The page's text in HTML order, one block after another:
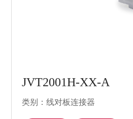
JVT2001H-XX-A
类别：线对板连接器